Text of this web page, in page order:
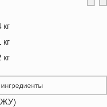
кг
кг
кг